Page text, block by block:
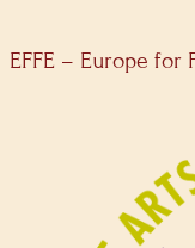
EFFE – Europe for